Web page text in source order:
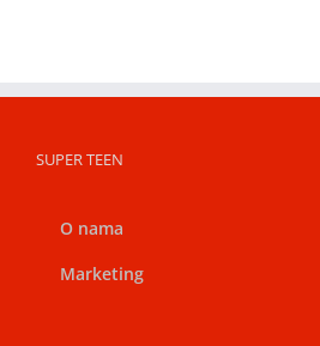
SUPER TEEN
O nama
Marketing